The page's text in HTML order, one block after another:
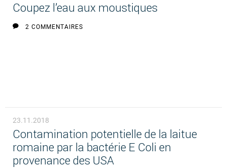
Coupez l’eau aux moustiques
2 COMMENTAIRES
23.11.2018
Contamination potentielle de la laitue
romaine par la bactérie E Coli en
provenance des USA